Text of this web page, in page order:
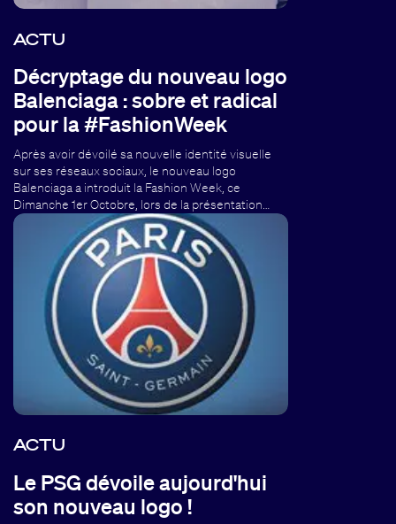
ACTU
Décryptage du nouveau logo
Balenciaga : sobre et radical
pour la #FashionWeek
Après avoir dévoilé sa nouvelle identité visuelle
sur ses réseaux sociaux, le nouveau logo
Balenciaga a introduit la Fashion Week, ce
Dimanche 1er Octobre, lors de la présentation…
ACTU
Le PSG dévoile aujourd'hui
son nouveau logo !